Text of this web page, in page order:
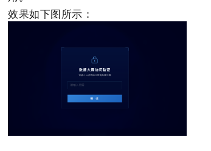
效果如下图所示：